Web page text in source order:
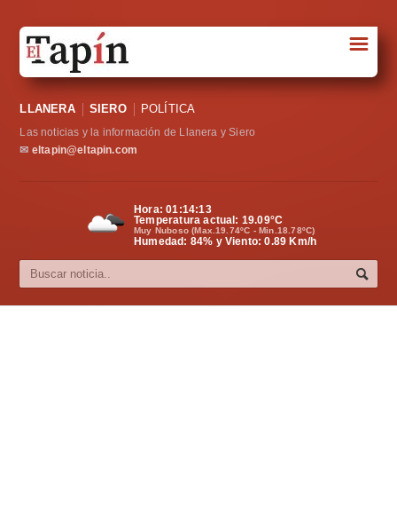
Sociedad
Política
Cultura
☰
LLANERA SIERO POLÍTICA
Las noticias y la información de Llanera y Siero
✉ eltapin@eltapin.com
Hora:01:14:14
Temperatura actual: 19.09°C
Muy Nuboso (Max.19.74ºC - Min.18.78ºC)
Humedad: 84% y Viento: 0.89 Km/h